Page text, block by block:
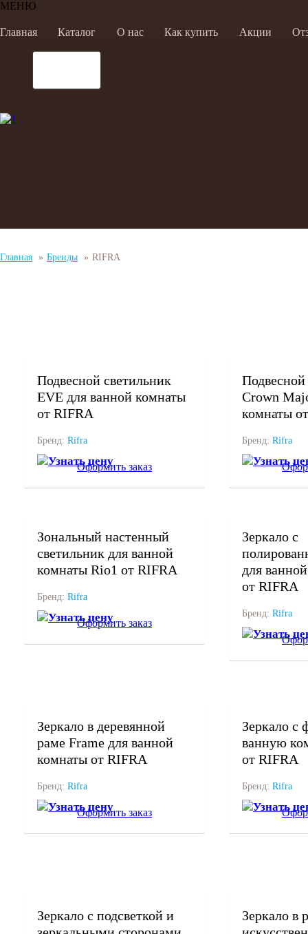
МЕНЮ
Главная Каталог О нас Как купить Акции
Главная » Бренды » RIFRA
Подвесной светильник
EVE для ванной комнаты
от RIFRA
Бренд: Rifra
Узнать цену
Оформить заказ
Подвесной
Crown
комнаты
Бренд: Rifra
Узнать
Зональный настенный
светильник для ванной
комнаты Rio1 от RIFRA
Бренд: Rifra
Узнать цену
Оформить заказ
Зеркало с
для
от RIFRA
Бренд: Rifra
Узнать
Зеркало в деревянной
раме Frame для ванной
комнаты от RIFRA
Бренд: Rifra
Узнать цену
Оформить заказ
Зеркало с
ванную
от RIFRA
Бренд: Rifra
Узнать
Зеркало с подсветкой и
Зеркало в